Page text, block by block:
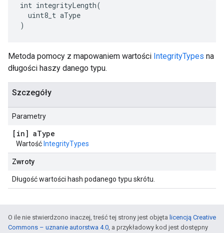
int integrityLength(
  uint8_t aType
)
Metoda pomocy z mapowaniem wartości IntegrityTypes na
długości haszy danego typu.
Szczegóły
Parametry
[in] aType
Wartość IntegrityTypes
Zwroty
Długość wartości hash podanego typu skrótu.
O ile nie stwierdzono inaczej, treść tej strony jest objęta licencją Creative
Commons – uznanie autorstwa 4.0, a przykładowy kod jest dostępny